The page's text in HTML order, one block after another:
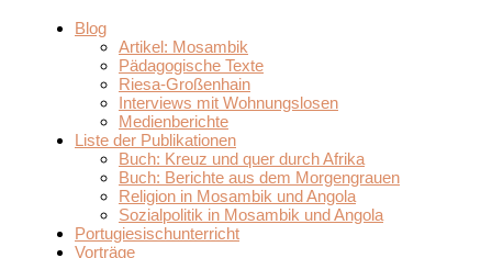
Blog
Artikel: Mosambik
Pädagogische Texte
Riesa-Großenhain
Interviews mit Wohnungslosen
Medienberichte
Liste der Publikationen
Buch: Kreuz und quer durch Afrika
Buch: Berichte aus dem Morgengrauen
Religion in Mosambik und Angola
Sozialpolitik in Mosambik und Angola
Portugiesischunterricht
Vorträge